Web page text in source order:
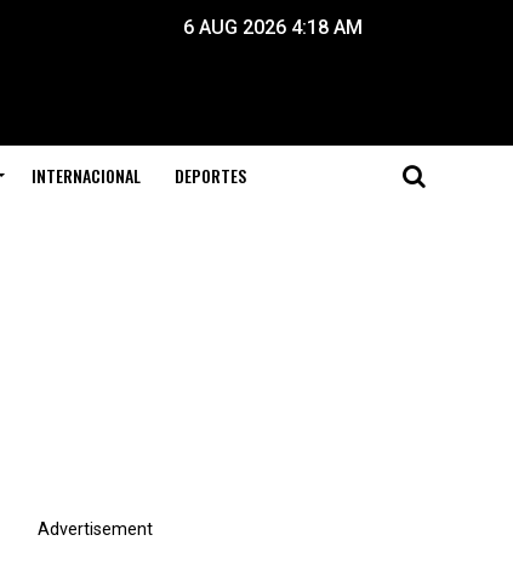
6 AUG 2026 4:18 AM
INTERNACIONAL DEPORTES
Advertisement